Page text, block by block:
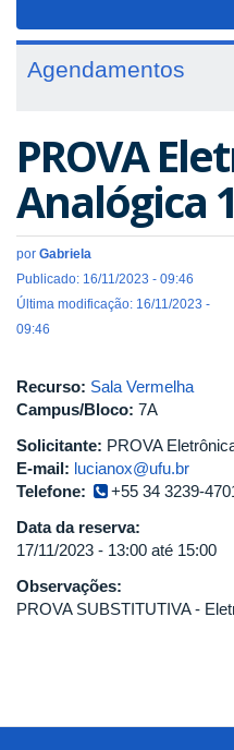
Agendamentos
PROVA
Analógica 1
por Gabriela
Publicado: 16/11/2023 - 09:46
Última modificação: 16/11/2023 -
09:46
Recurso: Sala Vermelha
Campus/Bloco: 7A
Solicitante: PROVA
E-mail: lucianox@ufu.br
Telefone:
+55 34 3239-
Data da reserva:
17/11/2023 - 13:00 até 15:00
Observações:
PROVA SUBSTITUTIVA -